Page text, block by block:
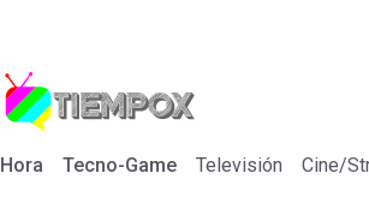
Tecno-Game Televisión Cine/